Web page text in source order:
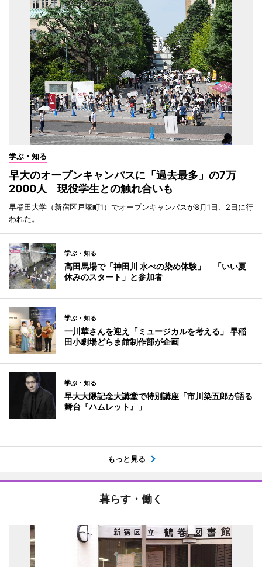
学ぶ・知る
早大のオープンキャンパスに「過去最多」の7万
2000人 現役学生との触れ合いも
早稲田大学（新宿区戸塚町1）でオープンキャンパスが8月1日、2日に行
われた。
学ぶ・知る
高田馬場で「神田川 水べの染め体験」 「いい夏
休みのスタート」と参加者
学ぶ・知る
一川華さんを迎え「ミュージカルを考える」 早稲
田小劇場どらま館制作部が企画
学ぶ・知る
早大大隈記念大講堂で特別講座「市川染五郎が語る
舞台『ハムレット』」
もっと見る
暮らす・働く